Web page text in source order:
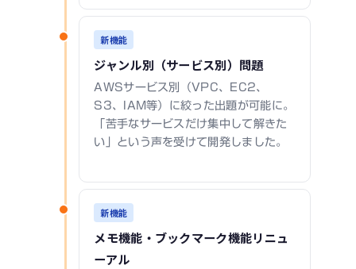
新機能
ジャンル別（サービス別）問題
AWSサービス別（VPC、EC2、
S3、IAM等）に絞った出題が可能に。
「苦手なサービスだけ集中して解きた
い」という声を受けて開発しました。
新機能
メモ機能・ブックマーク機能リニュ
ーアル